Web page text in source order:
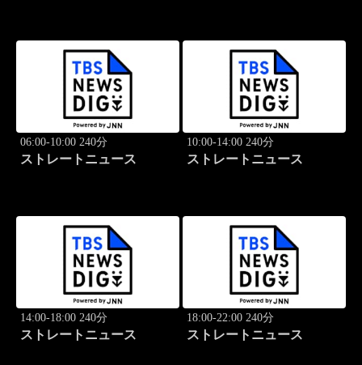
06:00-10:00 240分
ストレートニュース
10:00-14:00 240分
ストレートニュース
14:00-18:00 240分
ストレートニュース
18:00-22:00 240分
ストレートニュース